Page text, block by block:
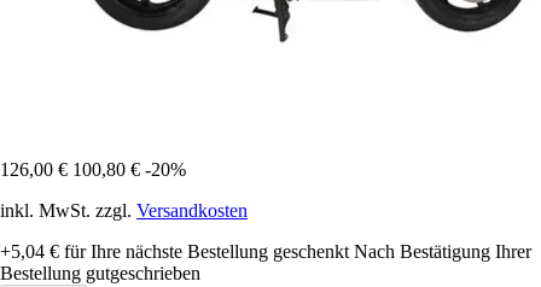
126,00 € 100,80 € -20%
inkl. MwSt. zzgl. Versandkosten
+5,04 € für Ihre nächste Bestellung geschenkt Nach Bestätigung Ihrer
Bestellung gutgeschrieben